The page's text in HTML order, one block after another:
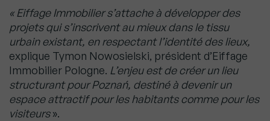
« Eiffage Immobilier s’attache à développer des
projets qui s’inscrivent au mieux dans le tissu
urbain existant, en respectant l’identité des lieux,
explique Tymon Nowosielski, président d’Eiffage
Immobilier Pologne. L’enjeu est de créer un lieu
structurant pour Poznań, destiné à devenir un
espace attractif pour les habitants comme pour les
visiteurs».